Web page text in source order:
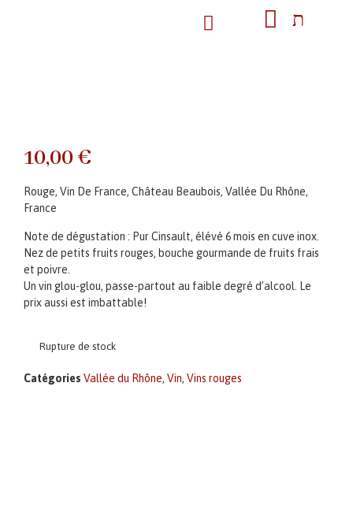
10,00€
Rouge, Vin De France, Château Beaubois, Vallée Du Rhône,
France
Note de dégustation : Pur Cinsault, élévé 6 mois en cuve inox.
Nez de petits fruits rouges, bouche gourmande de fruits frais
et poivre.
Un vin glou-glou, passe-partout au faible degré d’alcool. Le
prix aussi est imbattable!
Rupture de stock
Catégories Vallée du Rhône, Vin, Vins rouges